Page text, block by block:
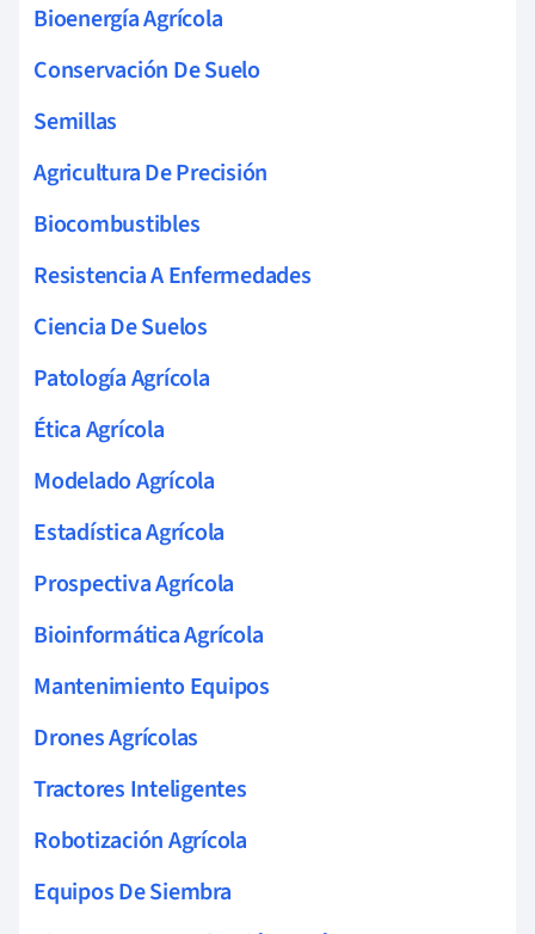
Bioenergía Agrícola
Conservación De Suelo
Semillas
Agricultura De Precisión
Biocombustibles
Resistencia A Enfermedades
Ciencia De Suelos
Patología Agrícola
Ética Agrícola
Modelado Agrícola
Estadística Agrícola
Prospectiva Agrícola
Bioinformática Agrícola
Mantenimiento Equipos
Drones Agrícolas
Tractores Inteligentes
Robotización Agrícola
Equipos De Siembra